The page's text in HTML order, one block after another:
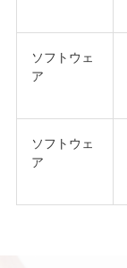
ソフトウェ
ア
ソフトウェ
ア